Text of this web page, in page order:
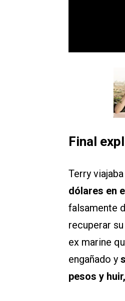
Final
Terry
dólares en
falsamente
recuperar
ex marine
engañado y
pesos y huir,